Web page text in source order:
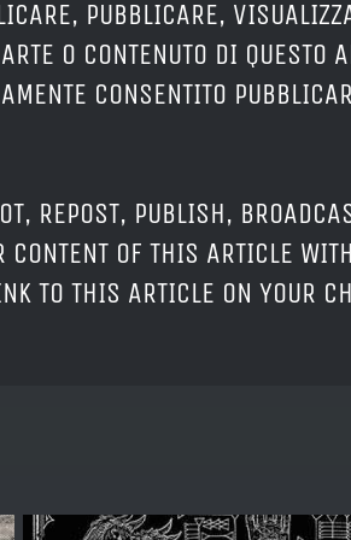
PUBBLICARE,
O CONTENUTO DI QUESTO
CONSENTITO
REPOST, PUBLISH,
OF THIS ARTICLE
TO THIS ARTICLE ON YOUR